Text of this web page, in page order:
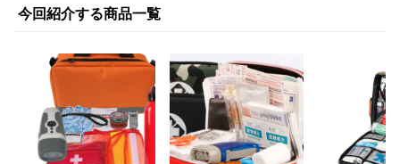
今回紹介する商品一覧